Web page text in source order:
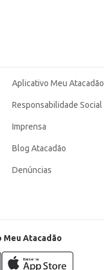
Aplicativo Meu Atacadão
Responsabilidade Social
Imprensa
Blog Atacadão
Denúncias
Meu Atacadão